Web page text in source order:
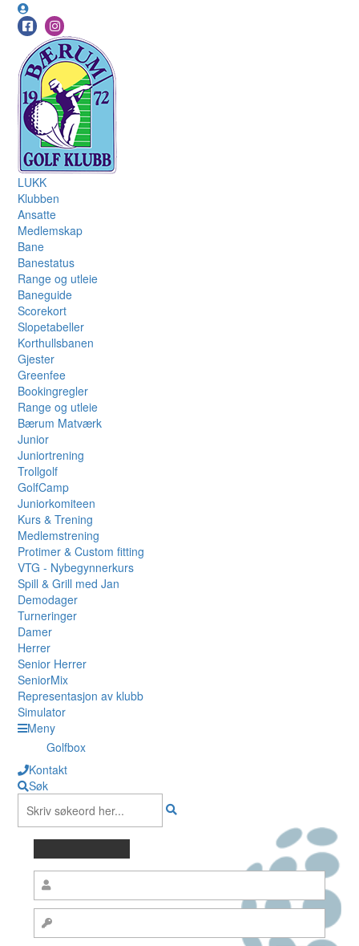
LUKK
Klubben
Ansatte
Medlemskap
Bane
Banestatus
Range og utleie
Baneguide
Scorekort
Slopetabeller
Korthullsbanen
Gjester
Greenfee
Bookingregler
Range og utleie
Bærum Matværk
Junior
Juniortrening
Trollgolf
GolfCamp
Juniorkomiteen
Kurs & Trening
Medlemstrening
Protimer & Custom fitting
VTG - Nybegynnerkurs
Spill & Grill med Jan
Demodager
Turneringer
Damer
Herrer
Senior Herrer
SeniorMix
Representasjon av klubb
Simulator
Meny
Golfbox
Kontakt
Søk